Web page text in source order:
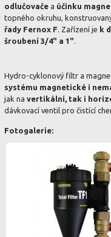
odlučovače a účinku
topného okruhu,
řady Fernox F. Zařízení je k
šroubení 3/4" a 1".
Hydro-cyklonový filtr a
systému magnetické i
jak na vertikální, tak i
dávkovací ventil pro čistící
Fotogalerie: